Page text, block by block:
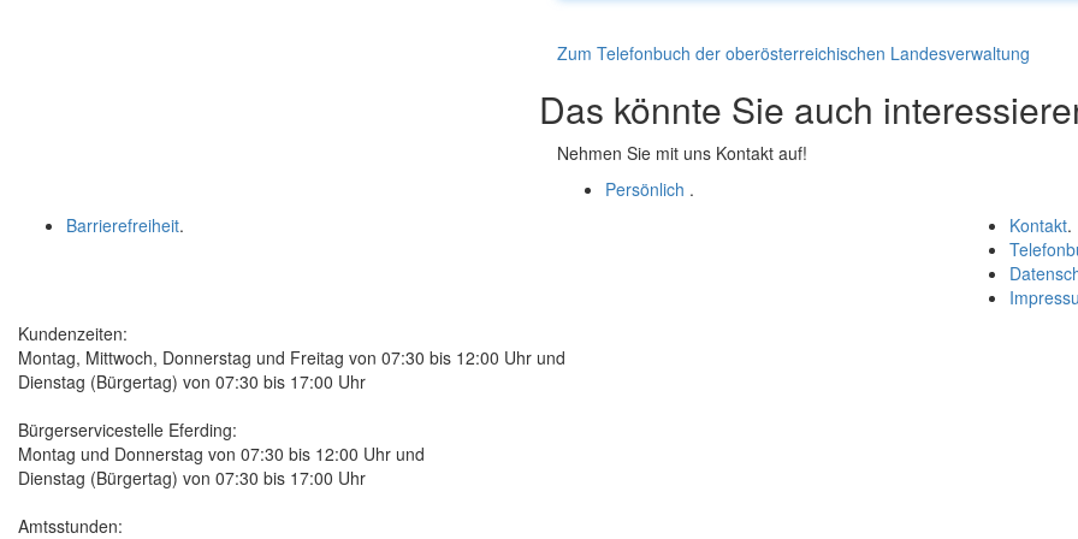
Zum Telefonbuch der oberösterreichischen Landesverwaltung
Das könnte Sie auch
Nehmen Sie mit uns Kontakt auf!
Persönlich .
Kontakt.
Barrierefreiheit.
Kundenzeiten:
Montag, Mittwoch, Donnerstag und Freitag von 07:30 bis 12:00 Uhr und
Dienstag (Bürgertag) von 07:30 bis 17:00 Uhr
Bürgerservicestelle Eferding:
Montag und Donnerstag von 07:30 bis 12:00 Uhr und
Dienstag (Bürgertag) von 07:30 bis 17:00 Uhr
Amtsstunden: